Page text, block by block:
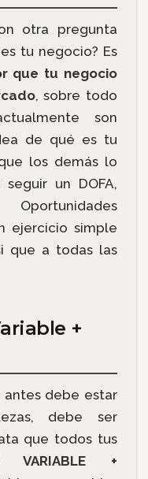
otra pregunta
tu negocio? Es
que tu negocio
, sobre todo
son
de qué es tu
los demás lo
un DOFA,
ejercicio simple
que a todas las
+
debe estar
debe ser
que todos tus
VARIABLE +